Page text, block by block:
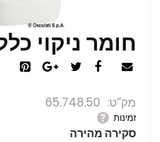
חומר ניקוי
מק”ט 65.748.50
זמינות
סקירה מהירה